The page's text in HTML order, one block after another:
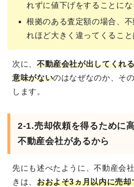
れずに値下げをすることに
根拠のある査定額の場合、
れほど大きく違ってくるこ
次に、 不動産会社が出してくれ
意味がないのはなぜなのか、そ
します。
2-1.売却依頼を得るために
不動産会社があるから
先にも述べたように、不動産会
きは、 おおよそ3ヵ月以内に売却